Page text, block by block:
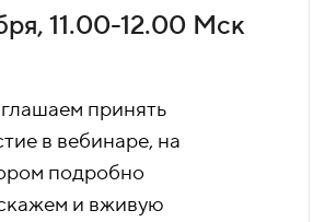
11.00-12.00 Мск
принять
в вебинаре, на
подробно
и вживую